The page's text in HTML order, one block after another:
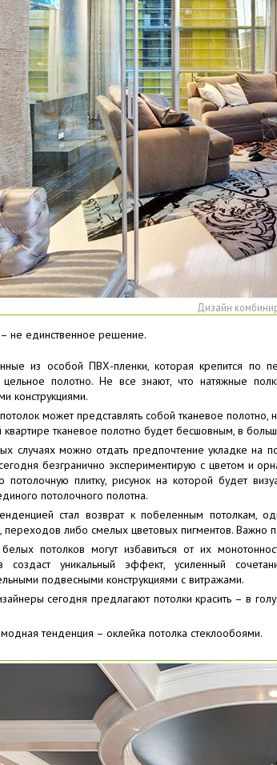
Дизайн
не единственное решение.
из особой ПВХ-пленки, которая крепится по
цельное полотно. Не все знают, что натяжные
конструкциями.
может представлять собой тканевое
квартире тканевое полотно будет бесшовным, в
случаях можно отдать предпочтение укладке на
безгранично экспериментирую с цветом и
потолочную плитку, рисунок на которой будет
потолочного полотна.
стал возврат к побеленным потолкам,
переходов либо смелых цветовых пигментов. Важно
потолков могут избавиться от их
создаст уникальный эффект, усиленный
подвесными конструкциями с витражами.
сегодня предлагают потолки красить – в
тенденция – оклейка потолка стеклообоями.